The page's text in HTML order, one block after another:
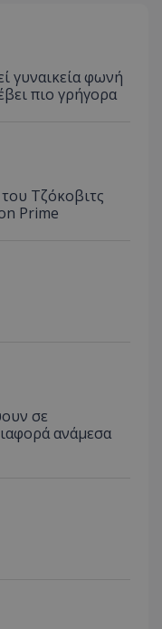
γυναικεία φωνή
πιο γρήγορα
Τζόκοβιτς
Prime
σε
ανάμεσα